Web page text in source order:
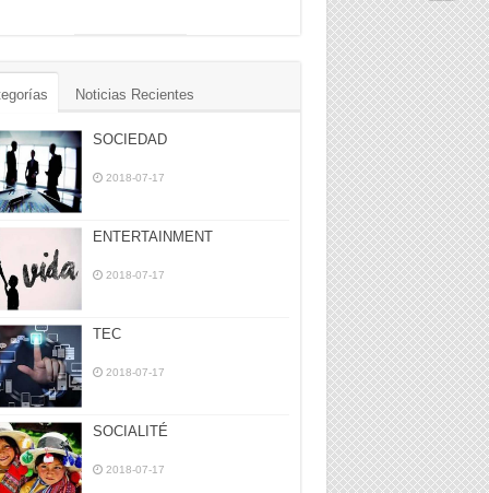
Noticias Recientes
SOCIEDAD
2018-07-17
ENTERTAINMENT
2018-07-17
TEC
2018-07-17
SOCIALITÉ
2018-07-17